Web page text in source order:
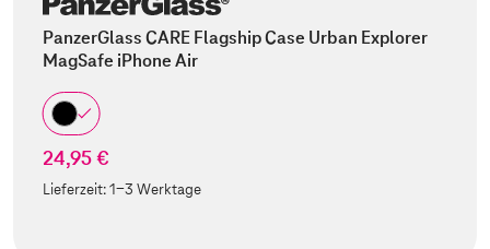
PanzerGlass CARE Flagship Case Urban Explorer
MagSafe iPhone Air
24,95 €
Lieferzeit:1-3 Werktage